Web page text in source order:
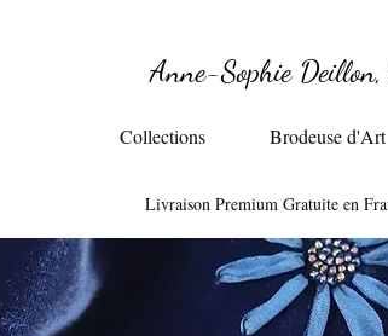
Anne-Sophie
Collections Brodeuse d'Art
Livraison Premium Gratuite en